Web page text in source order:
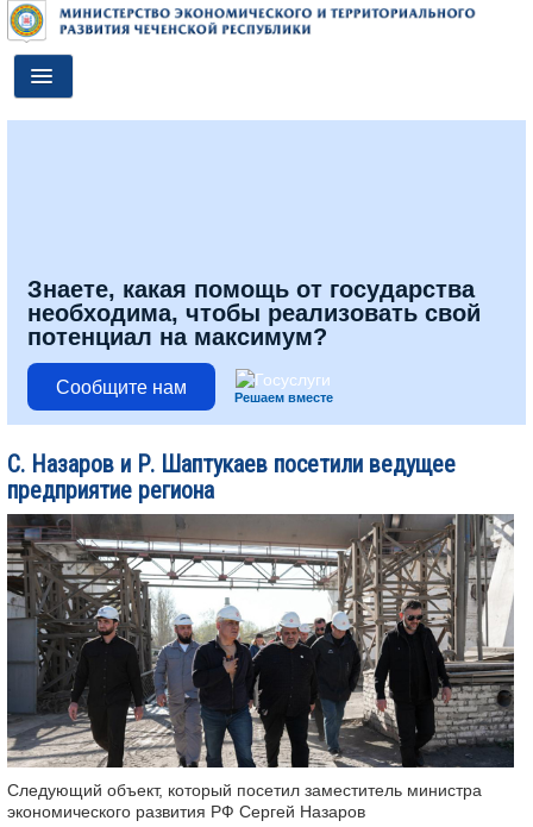
Toggle
Navigation
ДОКУМЕНТЫ
ПРЕСС-ЦЕНТР
ПРОТИВОДЕЙСТВИЕ КОРРУПЦИИ
АНТИТЕРРОР
КОНТАКТЫ
ОБРАТНАЯ СВЯЗЬ
Знаете, какая помощь от государства
необходима, чтобы реализовать свой
потенциал на максимум?
Сообщите нам
Решаем вместе
С. Назаров и Р. Шаптукаев посетили ведущее
предприятие региона
Следующий объект, который посетил заместитель министра
экономического развития РФ Сергей Назаров